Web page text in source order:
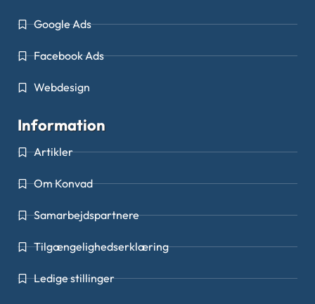
Google Ads
Facebook Ads
Webdesign
Information
Artikler
Om Konvad
Samarbejdspartnere
Tilgængelighedserklæring
Ledige stillinger